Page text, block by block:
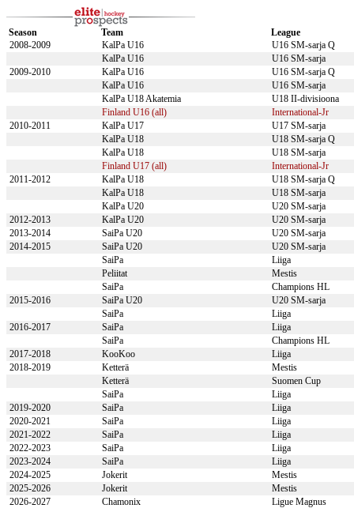
Season Team
League
2008-2009
KalPa U16
U16 SM-sarja Q
KalPa U16
U16 SM-sarja
2009-2010
KalPa U16
U16 SM-sarja Q
KalPa U16
U16 SM-sarja
KalPa U18 Akatemia
U18 II-divisioona
Finland U16 (all)
International-Jr
2010-2011
KalPa U17
U17 SM-sarja
KalPa U18
U18 SM-sarja Q
KalPa U18
U18 SM-sarja
Finland U17 (all)
International-Jr
2011-2012
KalPa U18
U18 SM-sarja Q
KalPa U18
U18 SM-sarja
KalPa U20
U20 SM-sarja
2012-2013
KalPa U20
U20 SM-sarja
2013-2014
SaiPa U20
U20 SM-sarja
2014-2015
SaiPa U20
U20 SM-sarja
SaiPa
Liiga
Peliitat
Mestis
SaiPa
Champions HL
2015-2016
SaiPa U20
U20 SM-sarja
SaiPa
Liiga
2016-2017
SaiPa
Liiga
SaiPa
Champions HL
2017-2018
KooKoo
Liiga
2018-2019
Ketterä
Mestis
Ketterä
Suomen Cup
SaiPa
Liiga
2019-2020
SaiPa
Liiga
2020-2021
SaiPa
Liiga
2021-2022
SaiPa
Liiga
2022-2023
SaiPa
Liiga
2023-2024
SaiPa
Liiga
2024-2025
Jokerit
Mestis
2025-2026
Jokerit
Mestis
2026-2027
Chamonix Ligue Magnus